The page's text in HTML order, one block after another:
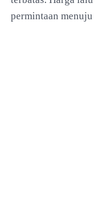
permintaan